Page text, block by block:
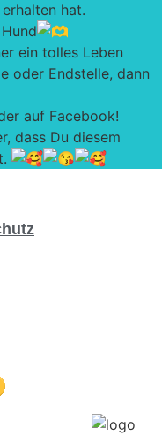
hat.
ein tolles Leben
oder Endstelle, dann
auf Facebook!
dass Du diesem